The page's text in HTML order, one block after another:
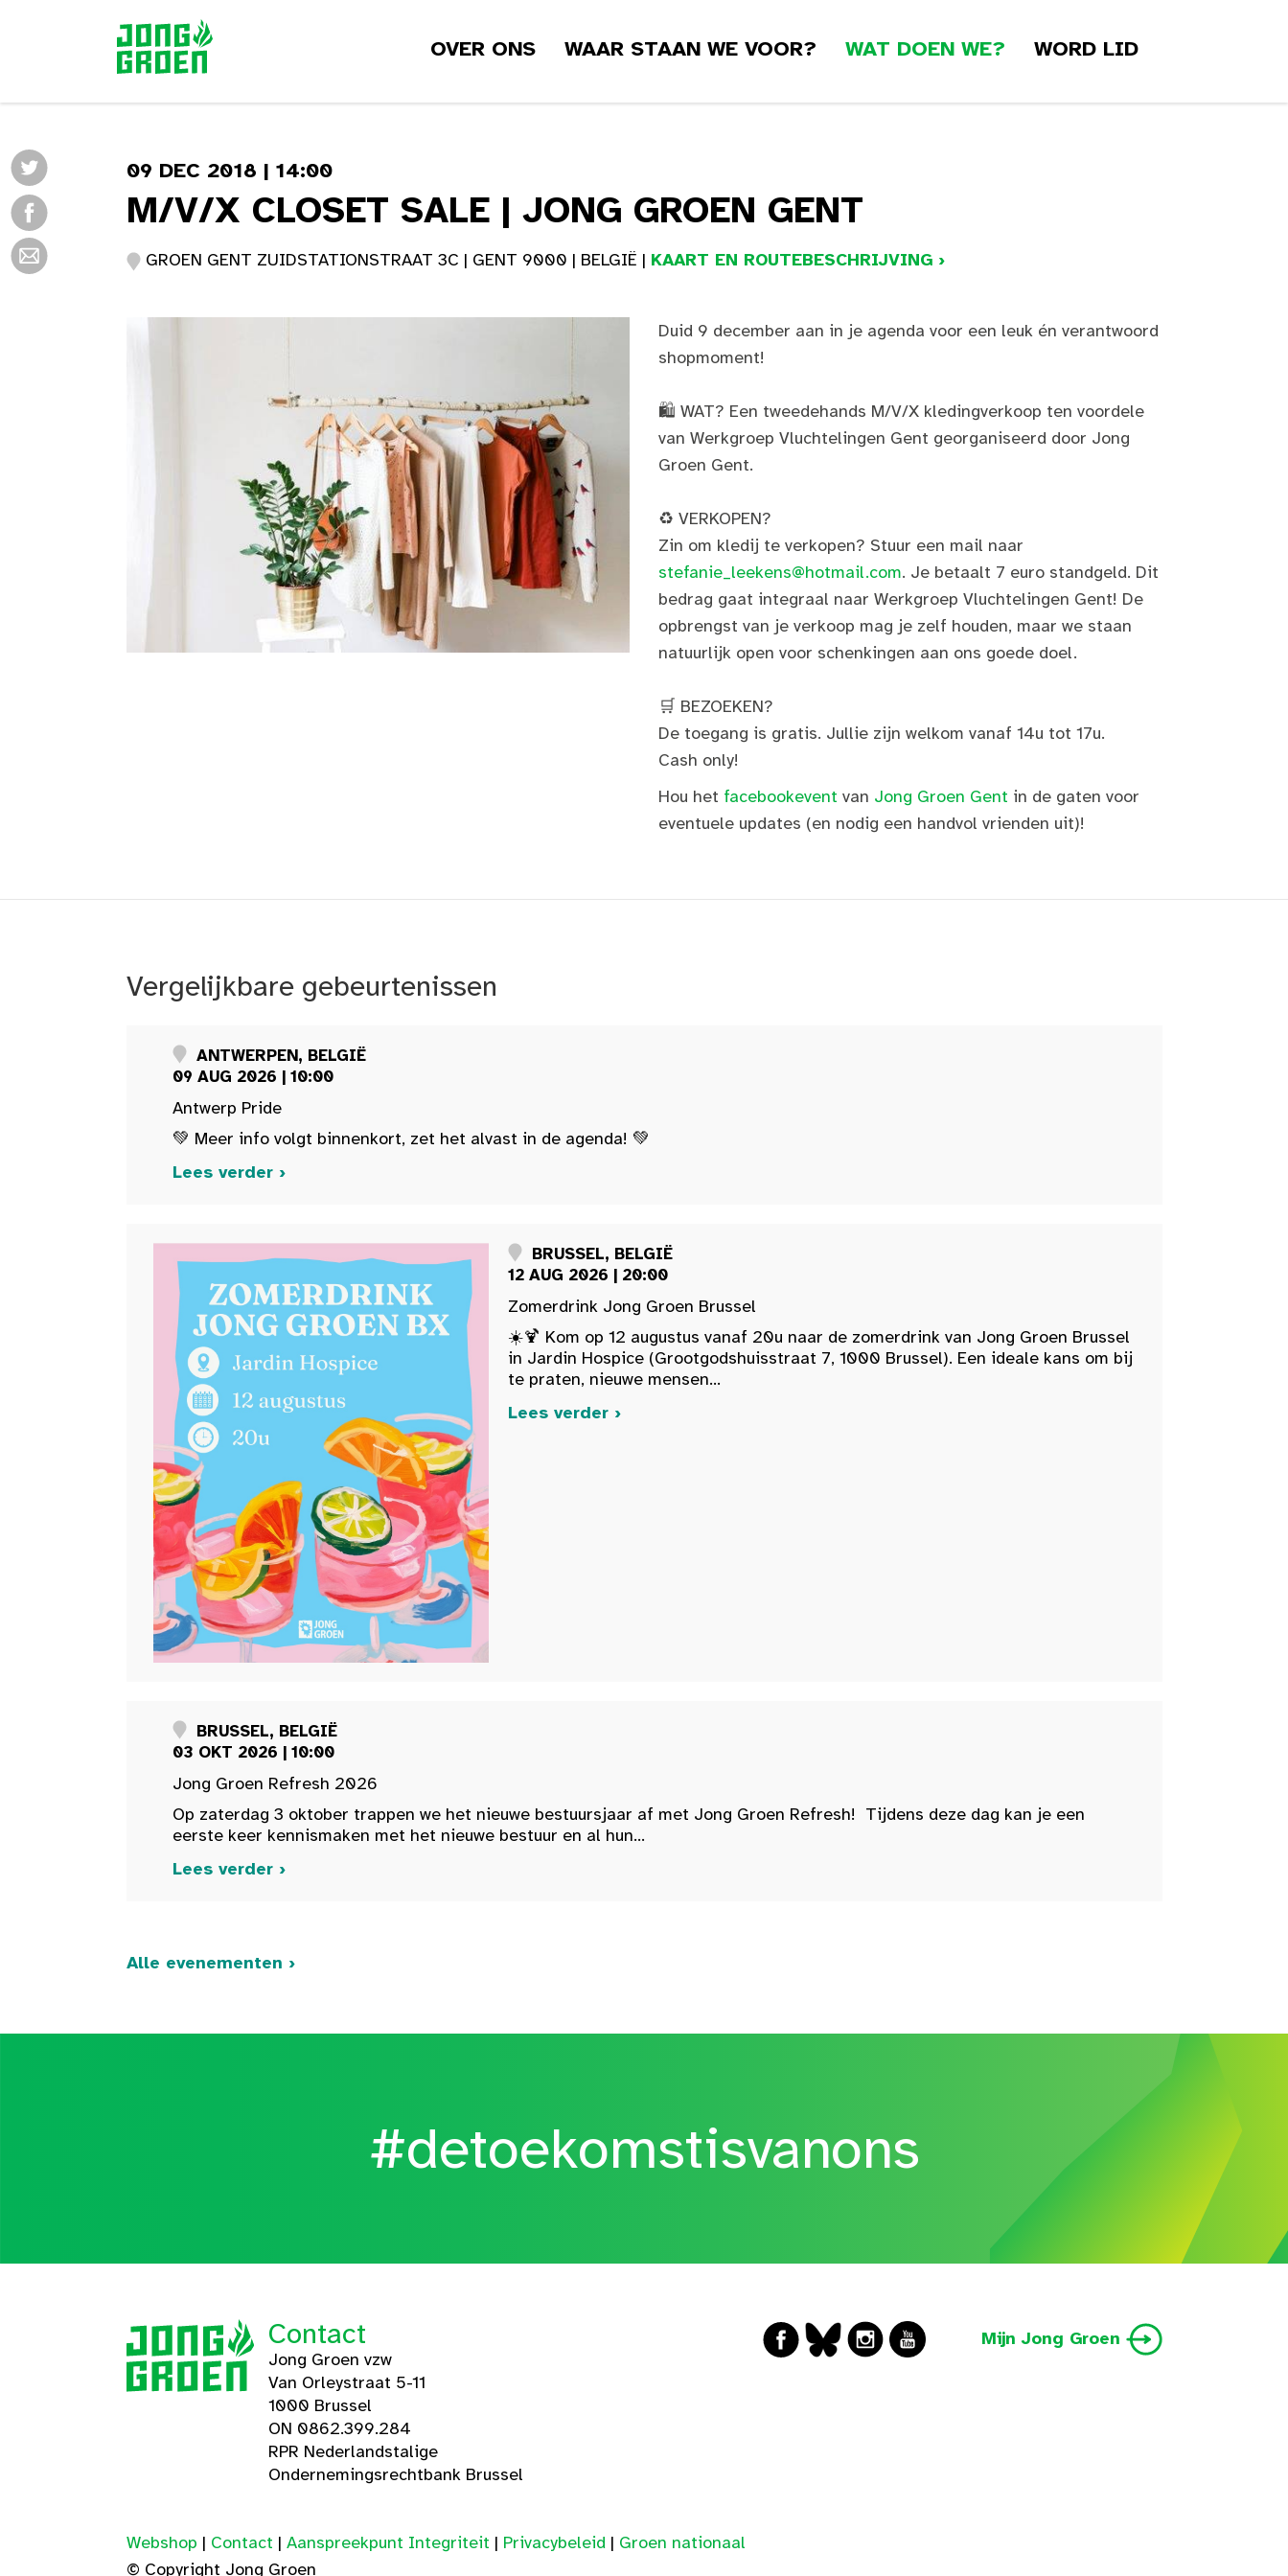
OVER ONS WAAR STAAN WE VOOR? WAT DOEN WE? WORD LID
09 DEC 2018 | 14:00
M/V/X CLOSET SALE | JONG GROEN GENT
GROEN GENT ZUIDSTATIONSTRAAT 3C | GENT 9000 | BELGIË | KAART EN ROUTEBESCHRIJVING ›
Duid 9 december aan in je agenda voor een leuk én verantwoord
shopmoment!
🛍 WAT? Een tweedehands M/V/X kledingverkoop ten voordele
van Werkgroep Vluchtelingen Gent georganiseerd door Jong
Groen Gent.
♻️ VERKOPEN?
Zin om kledij te verkopen? Stuur een mail naar
stefanie_leekens@hotmail.com. Je betaalt 7 euro standgeld. Dit
bedrag gaat integraal naar Werkgroep Vluchtelingen Gent! De
opbrengst van je verkoop mag je zelf houden, maar we staan
natuurlijk open voor schenkingen aan ons goede doel.
🛒 BEZOEKEN?
De toegang is gratis. Jullie zijn welkom vanaf 14u tot 17u.
Cash only!
Hou het facebookevent van Jong Groen Gent in de gaten voor
eventuele updates (en nodig een handvol vrienden uit)!
Vergelijkbare gebeurtenissen
ANTWERPEN, BELGIË
09 AUG 2026 | 10:00
Antwerp Pride
💚 Meer info volgt binnenkort, zet het alvast in de agenda! 💚
Lees verder ›
BRUSSEL, BELGIË
12 AUG 2026 | 20:00
Zomerdrink Jong Groen Brussel
☀️🍹 Kom op 12 augustus vanaf 20u naar de zomerdrink van Jong Groen Brussel
in Jardin Hospice (Grootgodshuisstraat 7, 1000 Brussel). Een ideale kans om bij
te praten, nieuwe mensen...
Lees verder ›
BRUSSEL, BELGIË
03 OKT 2026 | 10:00
Jong Groen Refresh 2026
Op zaterdag 3 oktober trappen we het nieuwe bestuursjaar af met Jong Groen Refresh! Tijdens deze dag kan je een
eerste keer kennismaken met het nieuwe bestuur en al hun...
Lees verder ›
Alle evenementen ›
#detoekomstisvanons
Contact
Jong Groen vzw
Van Orleystraat 5-11
1000 Brussel
ON 0862.399.284
RPR Nederlandstalige
Ondernemingsrechtbank Brussel
Mijn Jong Groen
Webshop | Contact | Aanspreekpunt Integriteit | Privacybeleid| Groen nationaal
© Copyright Jong Groen